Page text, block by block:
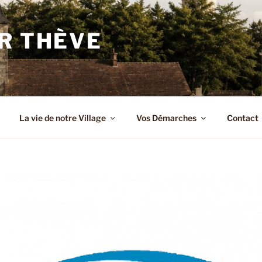
THÈVE
La vie de notre Village Vos Démarches Contact